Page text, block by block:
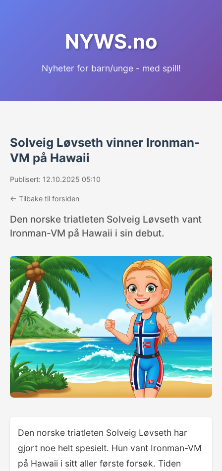
NYWS.no
Nyheter for barn/unge - med spill!
Solveig Løvseth vinner Ironman-
VM på Hawaii
Publisert: 12.10.2025 05:10
← Tilbake til forsiden
Den norske triatleten Solveig Løvseth vant
Ironman-VM på Hawaii i sin debut.
Den norske triatleten Solveig Løvseth har
gjort noe helt spesielt. Hun vant Ironman-VM
på Hawaii i sitt aller første forsøk. Tiden